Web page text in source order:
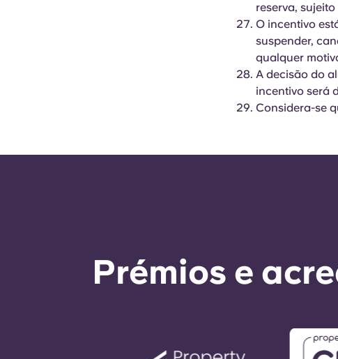
reserva,
O incentivo
suspender,
qualquer
A decisão do
incentivo será
Considera-se
Prémios e